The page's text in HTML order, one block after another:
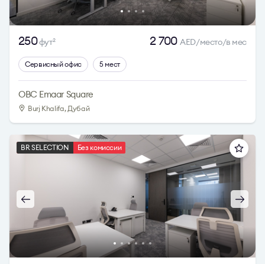
250фут2 2 700AED/место/в мес
Сервисный офис 5 мест
OBC Emaar Square
Burj Khalifa, Дубай
BR SELECTION Без комиссии